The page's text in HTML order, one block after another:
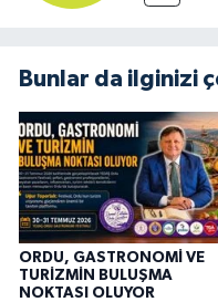
Bunlar da ilginizi
ORDU, GASTRONOMİ VE
TURİZMİN BULUŞMA
NOKTASI OLUYOR